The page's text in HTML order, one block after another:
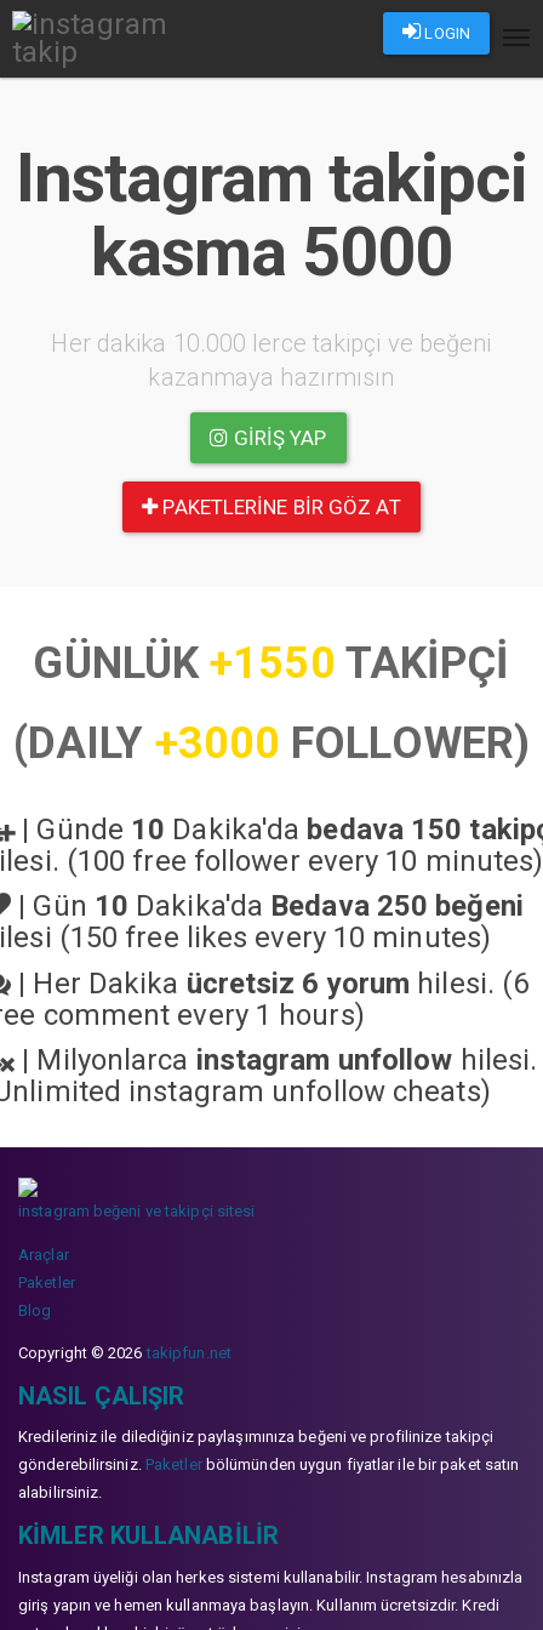
LOGIN
Instagram takipci
kasma 5000
Her dakika 10.000 lerce takipçi ve beğeni
kazanmaya hazırmısın
GIRIŞ YAP
PAKETLERINE BIR GÖZ AT
GÜNLÜK+1550 TAKİPÇİ
(DAILY +3000 FOLLOWER)
| Günde 10 Dakika'da bedava 150
(100 free follower every 10 minutes)
| Gün 10 Dakika'da Bedava 250 beğeni
(150 free likes every 10 minutes)
| Her Dakika ücretsiz 6 yorum hilesi. (6
comment every 1 hours)
| Milyonlarca instagram unfollow hilesi.
instagram unfollow cheats)
instagram beğeni ve takipçi sitesi
Araçlar
Paketler
Blog
Copyright © 2026takipfun.net
NASIL ÇALIŞIR
Kredileriniz ile dilediğiniz paylaşımınıza beğeni ve profilinize takipçi
gönderebilirsiniz. Paketlerbölümünden uygun fiyatlar ile bir paket satın
alabilirsiniz.
KIMLER KULLANABILIR
Instagram üyeliği olan herkes sistemi kullanabilir. Instagram hesabınızla
giriş yapın ve hemen kullanmaya başlayın. Kullanım ücretsizdir. Kredi